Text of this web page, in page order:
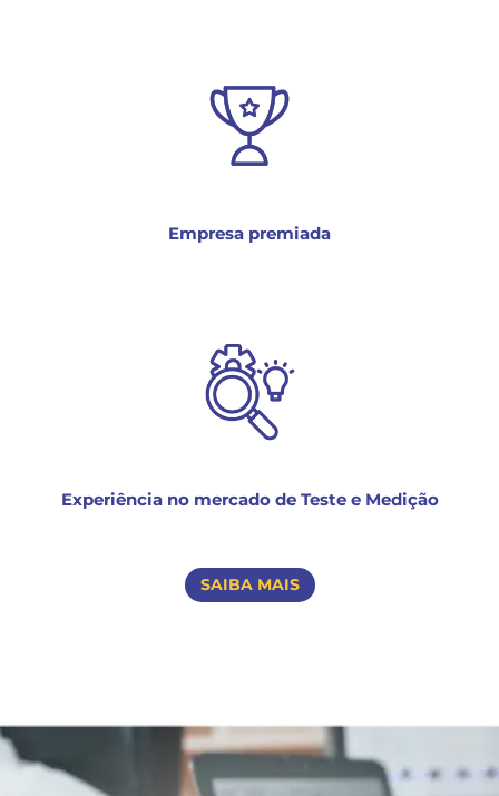
Empresa premiada
Experiência no mercado de Teste e Medição
SAIBA MAIS